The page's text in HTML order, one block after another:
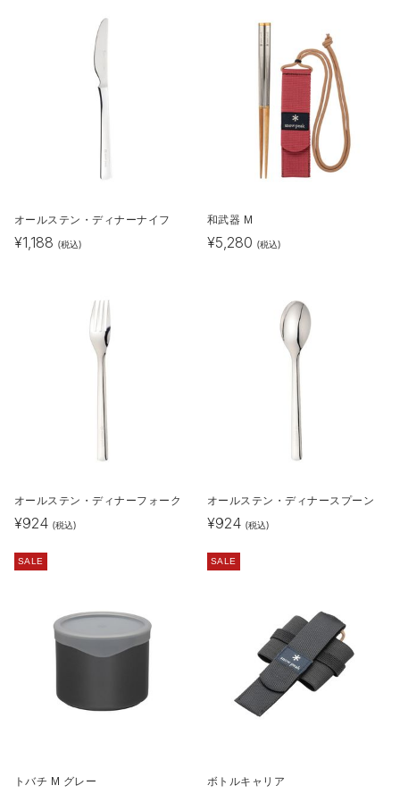
オールステン・ディナーナイフ
¥1,188 (税込)
和武器 M
¥5,280 (税込)
オールステン・ディナーフォーク
¥924 (税込)
オールステン・ディナースプーン
¥924 (税込)
SALE
トバチ M グレー
SALE
ボトルキャリア